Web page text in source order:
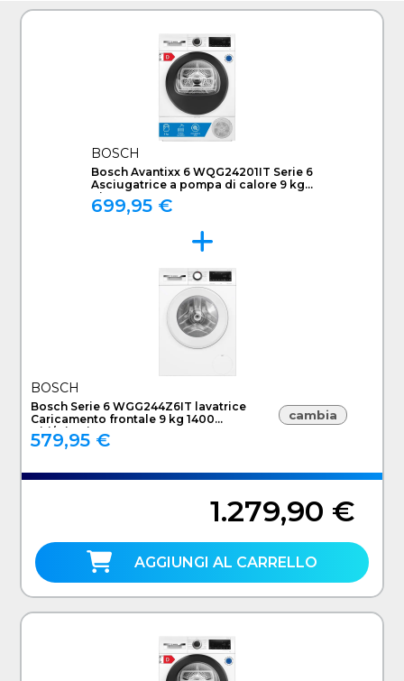
BOSCH
Bosch Avantixx 6 WQG24201IT Serie 6
Asciugatrice a pompa di calore 9 kg
Bianco
699,95 €
BOSCH
Bosch Serie 6 WGG244Z6IT lavatrice
Caricamento frontale 9 kg 1400
Giri/min Bianco
579,95 €
cambia
1.279,90 €
AGGIUNGI AL CARRELLO